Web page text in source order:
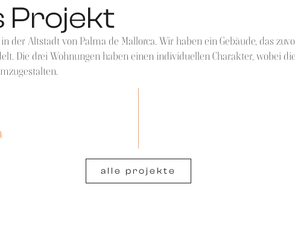
Projekt
der Altstadt von Palma de Mallorca. Wir haben ein Gebäude, das
Die drei Wohnungen haben einen individuellen Charakter, wobei
alle projekte